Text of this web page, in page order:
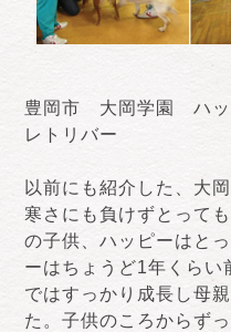
豊岡市 大岡学園 ハ
レトリバー
以前にも紹介した、大
寒さにも負けずとって
の子供、ハッピーはと
ーはちょうど1年くらい
ではすっかり成長し母
た。子供のころからず